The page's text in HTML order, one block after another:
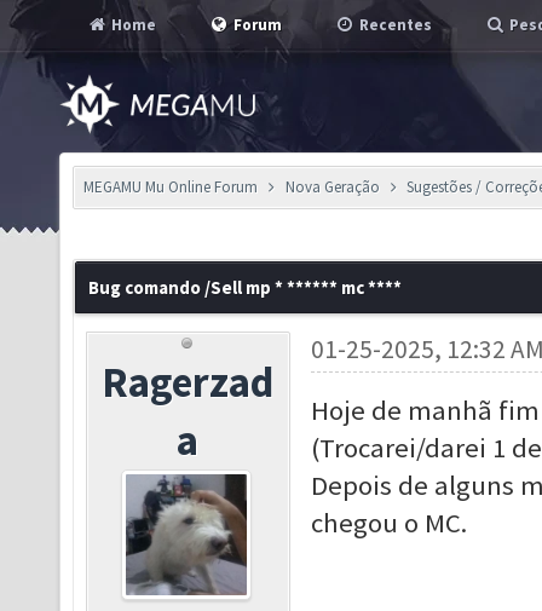
Home Forum Recentes
MEGAMU Mu Online Forum Nova Geração Sugestões /
Bug comando /Sell mp * ****** mc ****
Ragerzad
a
01-25-2025, 12:32
Hoje de manhã
(Trocarei/darei 1
Depois de alguns
chegou o MC.